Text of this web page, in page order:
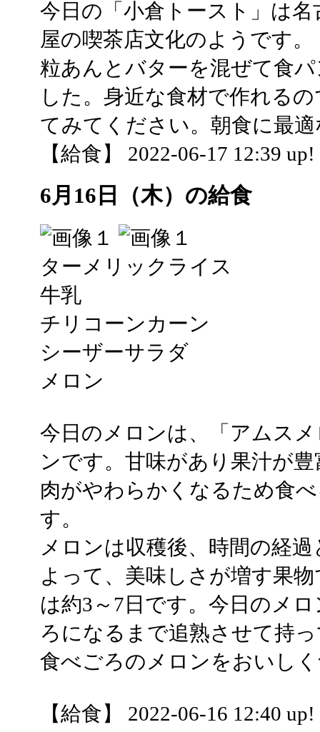
今日の「小倉トースト」は
屋の喫茶店文化のようです。
粒あんとバターを混ぜて食
した。身近な食材で作れる
てみてください。朝食に最
【給食】 2022-06-17 12:39 up!
6月16日（木）の給食
ターメリックライス
牛乳
チリコーンカーン
シーザーサラダ
メロン
今日のメロンは、「アムス
ンです。甘味があり果汁が
肉がやわらかくなるため食
す。
メロンは収穫後、時間の経
よって、美味しさが増す果
は約3～7日です。今日のメ
ろになるまで追熟させて持
食べごろのメロンをおいし
【給食】 2022-06-16 12:40 up!